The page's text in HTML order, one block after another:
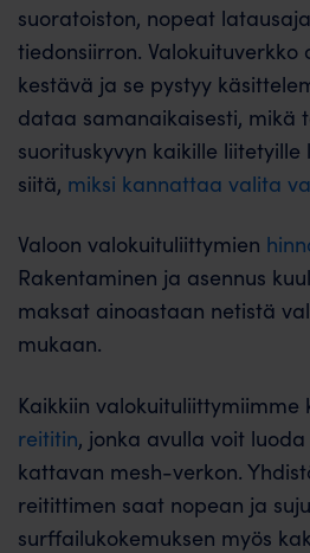
suoratoiston, nopeat
tiedonsiirron. Valokuituverkko
kestävä ja se pystyy
dataa samanaikaisesti, mikä
suorituskyvyn kaikille liitetyille
siitä, miksi kannattaa valita
Valoon valokuituliittymien
Rakentaminen ja asennus
maksat ainoastaan netistä
mukaan.
Kaikkiin valokuituliittymiimme
reititin, jonka avulla voit
kattavan mesh-verkon.
reitittimen saat nopean ja
surffailukokemuksen myös